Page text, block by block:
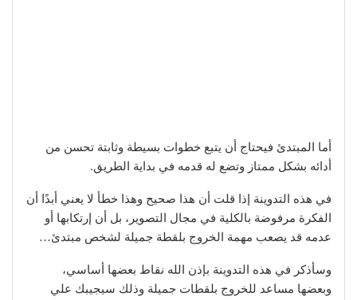
أما المبتدئ فيحتاج أن يتبع خطوات بسيطة وثابتة تحسن من
أدائه بشكل ممتاز وتضع له قدمه في بداية الطريق.
في هذه التدوينة إذا قلت أن هذا صحيح وهذا خطأ لا يعني أبدًا أن
الفكرة مرفوضة بالكلية في مجال التصوير، بل أن إرتكابها أو
عدمه قد يصعب مهمة الخروج بلقطة جميلة لشخص مبتدئ…
وسأذكر في هذه التدوينة بإذن الله نقاط بعضها أساسي،
وبعضها مساعد للخروج بلقطات جميلة وذلك سيجيبك علي